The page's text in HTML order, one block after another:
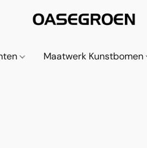
Maatwerk Kunstbomen